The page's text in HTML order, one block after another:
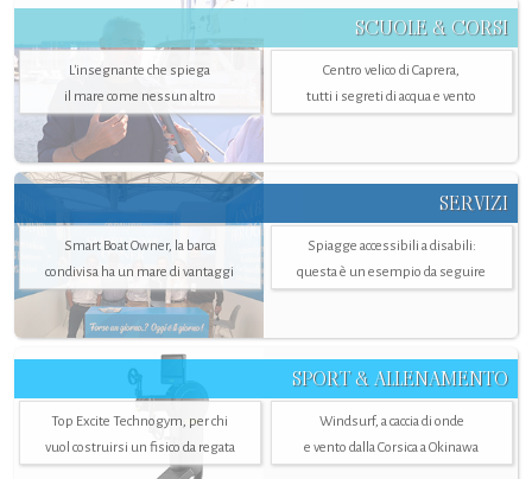
SCUOLE & CORSI
L'insegnante che spiega
il mare come nessun altro
Centro velico di Caprera,
tutti i segreti di acqua e vento
SERVIZI
Smart Boat Owner, la barca
condivisa ha un mare di vantaggi
Spiagge accessibili a disabili:
questa è un esempio da seguire
SPORT & ALLENAMENTO
Top Excite Technogym, per chi
vuol costruirsi un fisico da regata
Windsurf, a caccia di onde
e vento dalla Corsica a Okinawa